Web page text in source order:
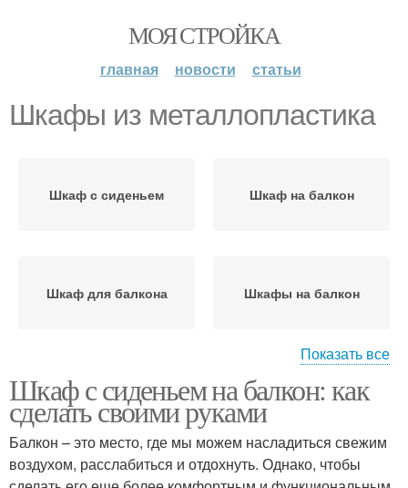
МОЯ СТРОЙКА
главная новости статьи
Шкафы из металлопластика
Шкаф с сиденьем Шкаф на балкон
Шкаф для балкона Шкафы на балкон
Место для шкафа Шкаф из массива
Показать все
Шкаф с сиденьем на балкон: как
сделать своими руками
Балкон – это место, где мы можем насладиться свежим
воздухом, расслабиться и отдохнуть. Однако, чтобы